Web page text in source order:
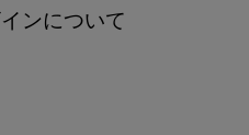
ンについて